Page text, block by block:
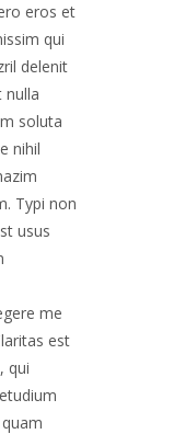
eros et
qui
delenit
nulla
soluta
nihil
Typi non
usus
me
est
qui